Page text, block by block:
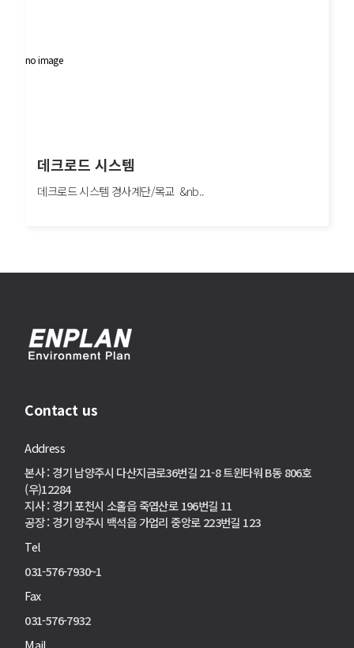
no image
데크로드 시스템
데크로드 시스템 경사계단/목교 &nb..
Contact us
Address
본사 : 경기 남양주시 다산지금로36번길 21-8 트윈타워 B동 806호
(우)12284
지사 : 경기 포천시 소홀읍 죽엽산로 196번길 11
공장 : 경기 양주시 백석읍 가업리 중앙로 223번길 123
Tel
031-576-7930~1
Fax
031-576-7932
Mail